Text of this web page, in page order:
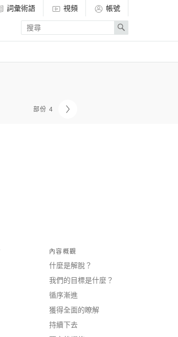
詞彙術語 視頻
帳號
Enter
search
term
Search
部份 4
內容概觀
什麼是解脫？
我們的目標是什麼？
循序漸進
獲得全面的瞭解
持續下去